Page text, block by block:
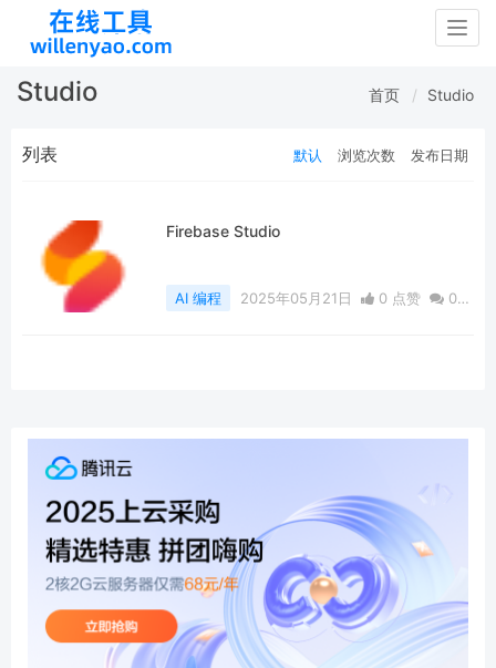
Studio 首页 Studio
列表 默认 浏览次数 发布日期
Firebase Studio
AI 编程 2025年05月21日 0 点赞
0